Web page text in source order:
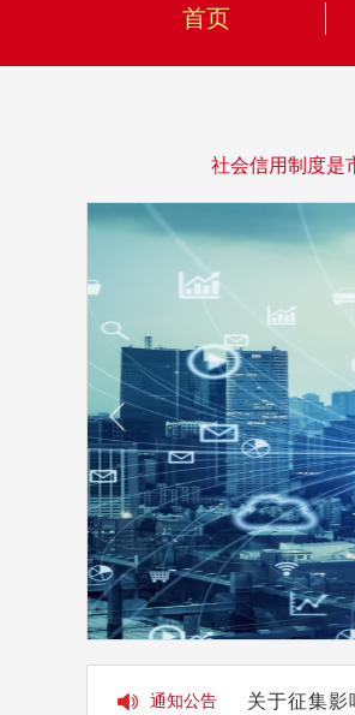
首页
社会信用制度是
通知公告 市、区县部
通知公告 关于市数字
通知公告 公共信用信
通知公告 关于征集影